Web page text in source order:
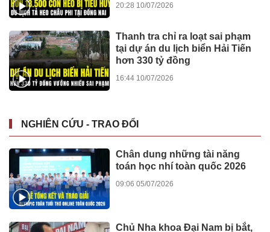
20:28 10/07/2026
Thanh tra chỉ ra loạt sai phạm
tại dự án du lịch biển Hải Tiến
hơn 330 tỷ đồng
16:44 10/07/2026
NGHIÊN CỨU - TRAO ĐỔI
Chân dung những tài năng
toán học nhí toàn quốc 2026
09:06 05/07/2026
Chủ Nha khoa Đại Nam bị bắt,